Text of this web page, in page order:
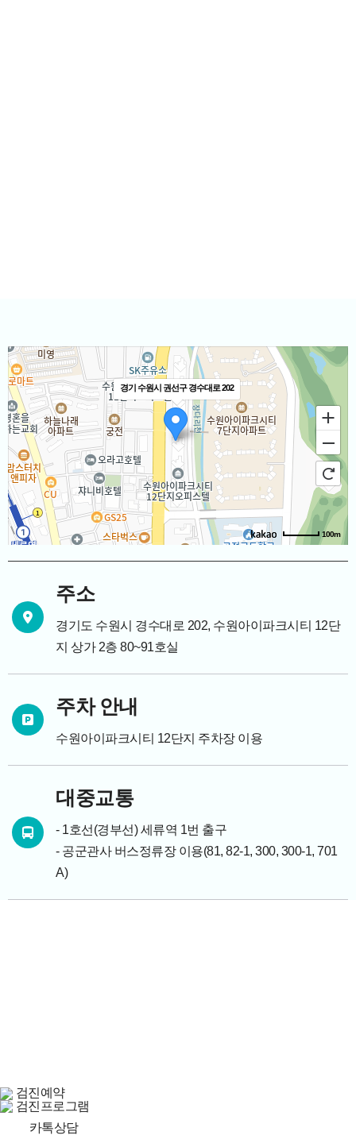
경기 수원시 권선구 경수대로 202
100m
주소
경기도 수원시 경수대로 202, 수원아이파크시티 12단
지 상가 2층 80~91호실
주차 안내
수원아이파크시티 12단지 주차장 이용
대중교통
- 1호선(경부선) 세류역 1번 출구
- 공군관사 버스정류장 이용(81, 82-1, 300, 300-1, 701
A)
COPYRIGHT(c) 2025. suwonwellness.co.kr.
ALL RIGHTS RESERVED.
검진예약
검진프로그램
카톡상담